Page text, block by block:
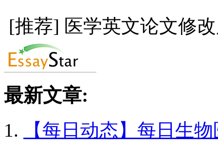
[推荐] 医学英文论文修
最新文章:
【每日动态】每日生